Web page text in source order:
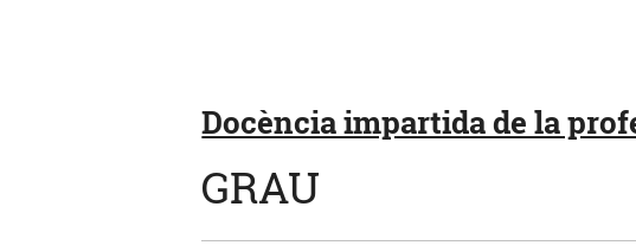
Docència impartida de la
GRAU